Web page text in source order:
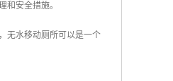
和安全措施。
无水移动厕所可以是一个